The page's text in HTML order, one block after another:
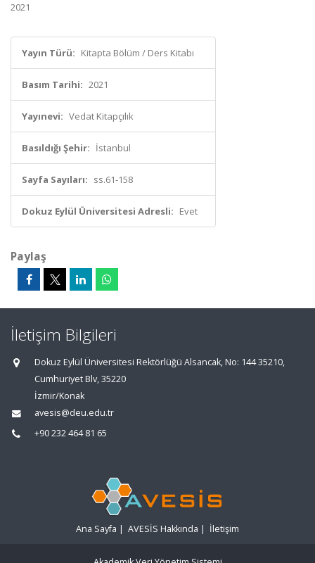
2021
Yayın Türü: Kitapta Bölüm / Ders Kitabı
Basım Tarihi: 2021
Yayınevi: Vedat Kitapçılık
Basıldığı Şehir: İstanbul
Sayfa Sayıları: ss.61-158
Dokuz Eylül Üniversitesi Adresli: Evet
Paylaş
İletişim Bilgileri
Dokuz Eylül Üniversitesi Rektörlüğü Alsancak, No: 144 35210,
Cumhuriyet Blv, 35220
İzmir/Konak
avesis@deu.edu.tr
+90 232 464 81 65
Ana Sayfa | AVESİS Hakkında | İletişim